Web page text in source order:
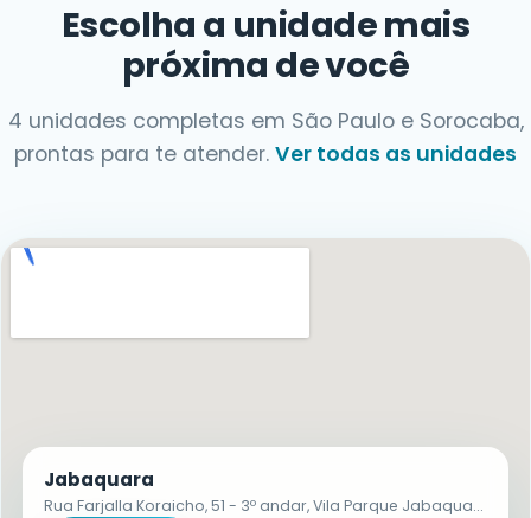
Escolha a unidade mais
próxima de você
4 unidades completas em São Paulo e Sorocaba,
prontas para te atender. Ver todas as unidades
Jabaquara
Rua Farjalla Koraicho, 51 - 3º andar, Vila Parque Jabaquara - CEP 04321-130